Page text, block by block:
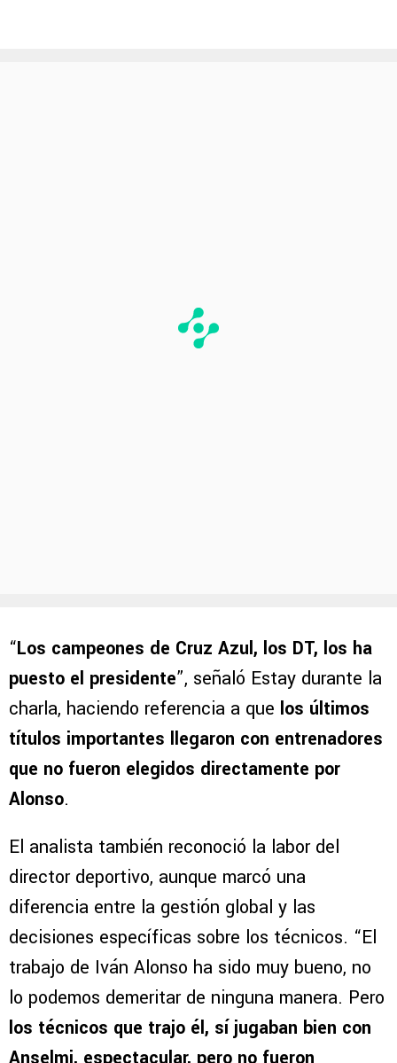
“Los campeones de Cruz Azul, los DT, los ha
puesto el presidente”, señaló Estay durante la
charla, haciendo referencia a que
que no fueron elegidos directamente por
Alonso.
El analista también reconoció la labor del
director deportivo, aunque marcó una
diferencia entre la gestión global y las
decisiones específicas sobre los técnicos. “El
trabajo de Iván Alonso ha sido muy bueno, no